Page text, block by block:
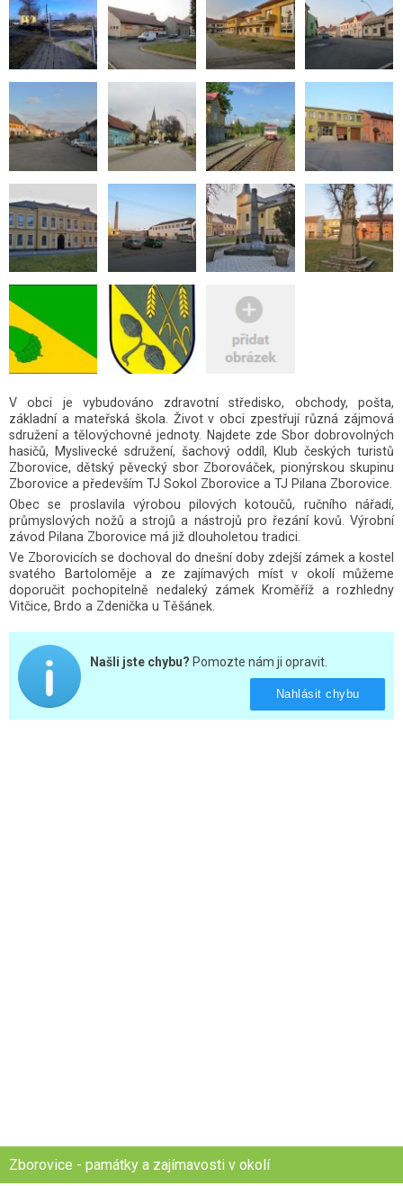
V obci je vybudováno zdravotní středisko, obchody, pošta,
základní a mateřská škola. Život v obci zpestřují různá zájmová
sdružení a tělovýchovné jednoty. Najdete zde Sbor dobrovolných
hasičů, Myslivecké sdružení, šachový oddíl, Klub českých turistů
Zborovice, dětský pěvecký sbor Zborováček, pionýrskou skupinu
Zborovice a především TJ Sokol Zborovice a TJ Pilana Zborovice.
Obec se proslavila výrobou pilových kotoučů, ručního nářadí,
průmyslových nožů a strojů a nástrojů pro řezání kovů. Výrobní
závod Pilana Zborovice má již dlouholetou tradici.
Ve Zborovicích se dochoval do dnešní doby zdejší zámek a kostel
svatého Bartoloměje a ze zajímavých míst v okolí můžeme
doporučit pochopitelně nedaleký zámek Kroměříž a rozhledny
Vitčice, Brdo a Zdenička u Těšánek.
Našli jste chybu? Pomozte nám ji opravit.
Nahlásit chybu
Zborovice - památky a zajímavosti v okolí